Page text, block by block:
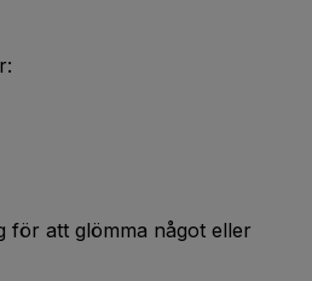
för att glömma något eller